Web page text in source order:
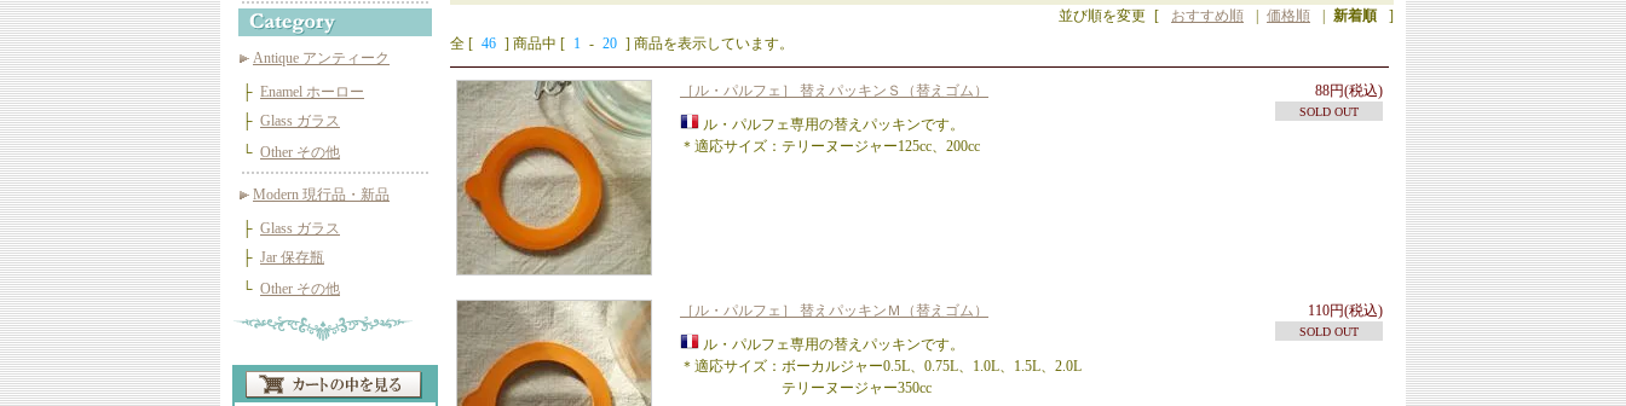
Antique アンティーク
├ Enamel ホーロー
├ Glass ガラス
└ Other その他
Modern 現行品・新品
├ Glass ガラス
├ Jar 保存瓶
└ Other その他
並び順を変更 [ おすすめ順 価格順 新着順
]
全 [ 46 ] 商品中 [ 1 - 20 ] 商品を表示しています。
88円(税込)
SOLD OUT
［ル・パルフェ］ 替えパッキンＳ（替えゴム）
ル・パルフェ専用の替えパッキンです。
＊適応サイズ：テリーヌージャー125cc、200cc
110円(税込)
SOLD OUT
［ル・パルフェ］ 替えパッキンＭ（替えゴム）
ル・パルフェ専用の替えパッキンです。
＊適応サイズ：ボーカルジャー0.5L、0.75L、1.0L、1.5L、2.0L
テリーヌージャー350cc